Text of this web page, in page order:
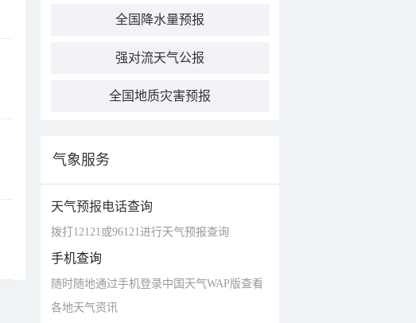
全国降水量预报
强对流天气公报
全国地质灾害预报
气象服务
天气预报电话查询
拨打12121或96121进行天气预报查询
手机查询
随时随地通过手机登录中国天气WAP版查看
各地天气资讯